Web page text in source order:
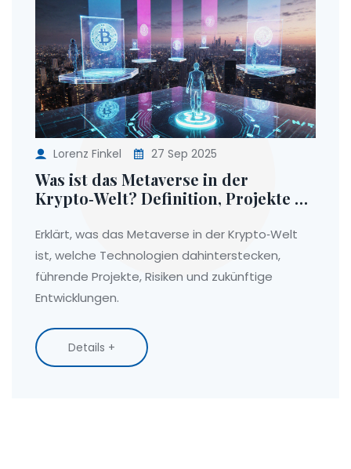
Lorenz Finkel 27 Sep 2025
Was ist das Metaverse in der
Krypto‑Welt? Definition, Projekte &
Erklärt, was das Metaverse in der Krypto‑Welt
ist, welche Technologien dahinterstecken,
führende Projekte, Risiken und zukünftige
Entwicklungen.
Details +